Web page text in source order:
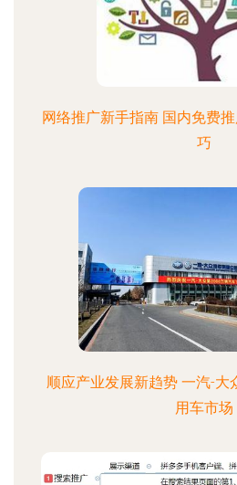
网络推广新手指南 国内免费
巧
顺应产业发展新趋势 一汽-大
用车市场